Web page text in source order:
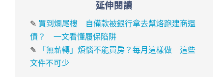
延伸閱讀
✎ 買到爛尾樓 自備款被銀行拿去幫烙跑建商還
債？ 一文看懂履保陷阱
✎
「無薪轉」煩惱不能買房？每月這樣做 這些
文件不可少